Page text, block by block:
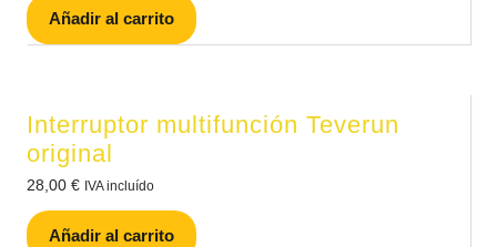
Añadir al carrito
Interruptor multifunción Teverun
original
28,00 € IVA incluído
Añadir al carrito